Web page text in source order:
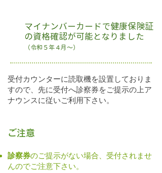
マイナンバーカードで健康保険証
の資格確認が可能となりました
（令和５年４月～）
受付カウンターに読取機を設置しておりま
すので、先に受付へ診察券をご提示の上ア
ナウンスに従いご利用下さい。
ご注意​
診察券のご提示がない場合、受付されませ
んのでご注意下さい。